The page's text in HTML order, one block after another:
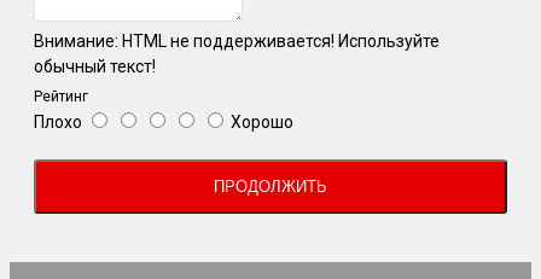
Внимание: HTML не поддерживается! Используйте
обычный текст!
Рейтинг
Плохо Хорошо
ПРОДОЛЖИТЬ